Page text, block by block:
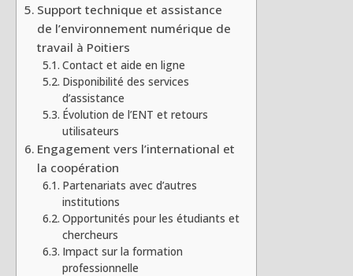
Support technique et assistance
de l’environnement numérique de
travail à Poitiers
Contact et aide en ligne
Disponibilité des services
d’assistance
Évolution de l’ENT et retours
utilisateurs
Engagement vers l’international et
la coopération
Partenariats avec d’autres
institutions
Opportunités pour les étudiants et
chercheurs
Impact sur la formation
professionnelle